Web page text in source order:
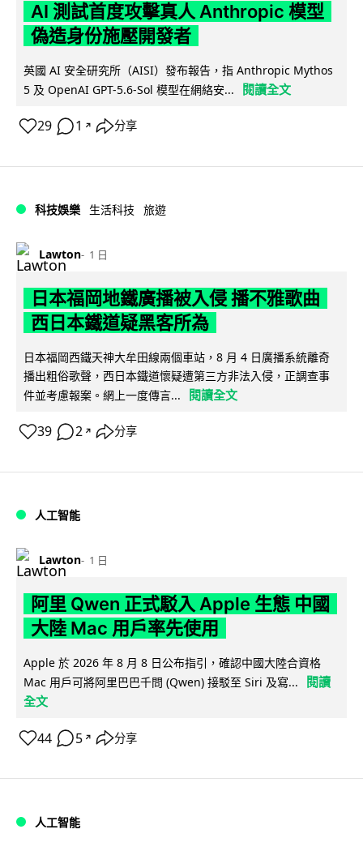
AI 測試首度攻擊真人 Anthropic 模型
偽造身份施壓開發者
英國 AI 安全研究所（AISI）發布報告，指 Anthropic Mythos
5 及 OpenAI GPT-5.6-Sol 模型在網絡安...
閱讀全文
29 1 ↗ 分享
科技娛樂 生活科技 旅遊
Lawton 1 日
日本福岡地鐵廣播被入侵 播不雅歌曲
西日本鐵道疑黑客所為
日本福岡西鐵天神大牟田線兩個車站，8 月 4 日廣播系統離奇
播出粗俗歌聲，西日本鐵道懷疑遭第三方非法入侵，正調查事
件並考慮報案。網上一度傳言...
閱讀全文
39 2 ↗ 分享
人工智能
Lawton 1 日
阿里 Qwen 正式駁入 Apple 生態 中國
大陸 Mac 用戶率先使用
Apple 於 2026 年 8 月 8 日公布指引，確認中國大陸合資格
Mac 用戶可將阿里巴巴千問 (Qwen) 接駁至 Siri 及寫...
閱讀
全文
44 5 ↗ 分享
人工智能